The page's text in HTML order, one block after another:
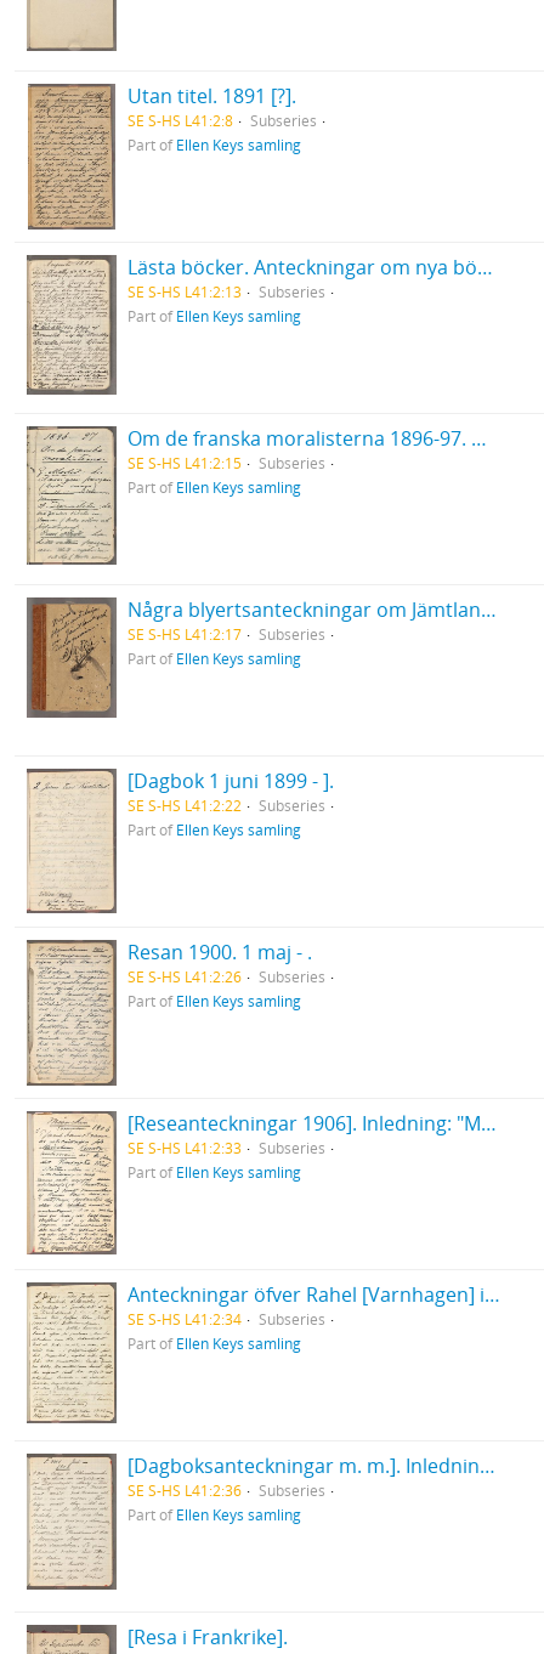
Utan titel. 1891 [?].
SE S-HS L41:2:8
Subseries
Part ofEllen Keys samling
Lästa böcker. Anteckningar om nya böcker. Utdrag ur böcker. Augusti 1894. Jämte några lösa anteckningar och klipp, i ett konvolut.
SE S-HS L41:2:13
Subseries
Part ofEllen Keys samling
Om de franska moralisterna 1896-97. Del 1.
SE S-HS L41:2:15
Subseries
Part ofEllen Keys samling
Några blyertsanteckningar om Jämtland och Dalarna 1897.
SE S-HS L41:2:17
Subseries
Part ofEllen Keys samling
[Dagbok 1 juni 1899 - ].
SE S-HS L41:2:22
Subseries
Part ofEllen Keys samling
Resan 1900. 1 maj - .
SE S-HS L41:2:26
Subseries
Part ofEllen Keys samling
[Reseanteckningar 1906]. Inledning: "Munchen sommaren 1906... ".
SE S-HS L41:2:33
Subseries
Part ofEllen Keys samling
Anteckningar öfver Rahel [Varnhagen] i Biblioteket i Munchen juli 1906.
SE S-HS L41:2:34
Subseries
Part ofEllen Keys samling
[Dagboksanteckningar m. m.]. Inledning: "Ems, juli 1908 - ".
SE S-HS L41:2:36
Subseries
Part ofEllen Keys samling
[Resa i Frankrike].